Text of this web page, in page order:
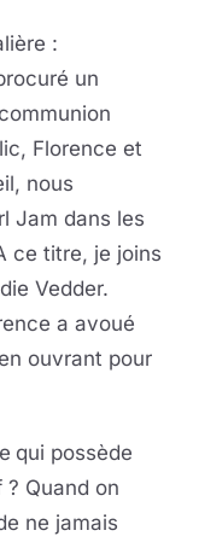
:
un
Florence et
nous
Jam dans les
ce titre, je joins
Vedder.
a avoué
ouvrant pour
qui possède
Quand on
ne jamais